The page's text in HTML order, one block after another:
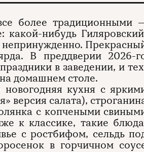
более традиционными
нибудь
непринужденно.
В преддверии 2026-
в заведении, и
домашнем столе.
кухня с
версия салата),
с копчеными
к классике, такие
с ростбифом, сельдь
в горчичном